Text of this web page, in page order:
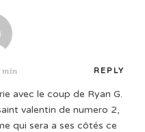
min REPLY
avec le coup de Ryan G.
valentin de numero 2,
qui sera a ses côtés ce